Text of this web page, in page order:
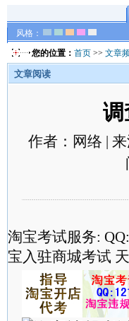
风格：
您的位置： 首页 >> 文章
文章阅读
调
作者：网络 |
淘宝考试服务:
宝入驻商城考试